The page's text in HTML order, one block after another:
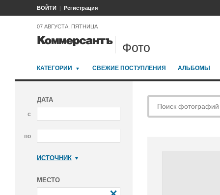
ВОЙТИ Регистрация
07 АВГУСТА, ПЯТНИЦА
Фото
КАТЕГОРИИ СВЕЖИЕ ПОСТУПЛЕНИЯ АЛЬБОМЫ
ДАТА
с
по
ИСТОЧНИК
МЕСТО